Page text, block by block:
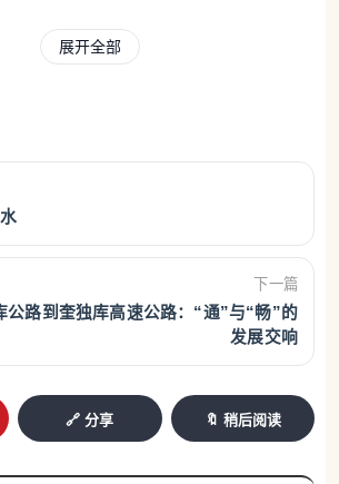
”的船体更大，但建造周期反而缩短
用。
船设计研究院院长王章建：“邮轮要
，不同的区域有不同的要求，不同
要求有2700多种，把规则植入到我
去，相当于给它装了一个大脑，让
于这些要求自动识别，不仅提升了
都号”的从零起步、艰难破冰，到“爱
复用、精准迭代，短短三年时间，
邮轮领域实现了从“造得出”到“造得
展开全部
下一篇
公路到奎独库高速公路：“通”与“畅”的
发展交响
🔗 分享 🔖 稍后阅读